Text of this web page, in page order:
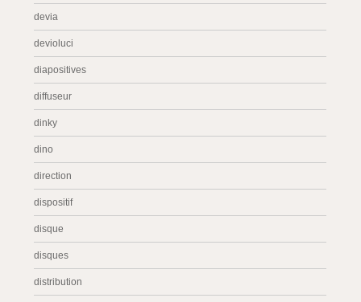
devia
devioluci
diapositives
diffuseur
dinky
dino
direction
dispositif
disque
disques
distribution